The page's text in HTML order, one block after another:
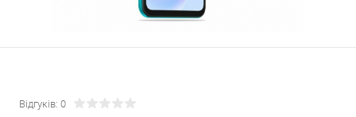
Відгуків: 0